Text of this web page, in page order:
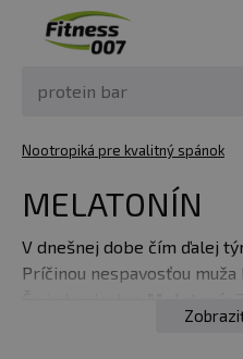
Nootropiká pre kvalitný spánok
MELATONÍN
V dnešnej dobe čím ďalej
Príčinou nespavosťou
vlastná, ktorá ovplyvňuje